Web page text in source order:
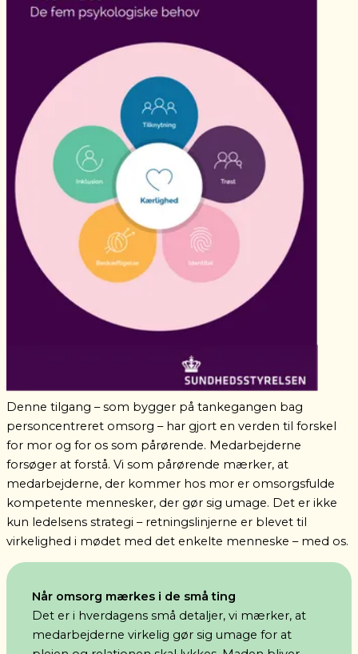
Denne tilgang – som bygger på tankegangen bag
personcentreret omsorg – har gjort en verden til forskel
for mor og for os som pårørende. Medarbejderne
forsøger at forstå. Vi som pårørende mærker, at
medarbejderne, der kommer hos mor er omsorgsfulde
kompetente mennesker, der gør sig umage. Det er ikke
kun ledelsens strategi – retningslinjerne er blevet til
virkelighed i mødet med det enkelte menneske – med os.
Når omsorg mærkes i de små ting
Det er i hverdagens små detaljer, vi mærker, at
medarbejderne virkelig gør sig umage for at